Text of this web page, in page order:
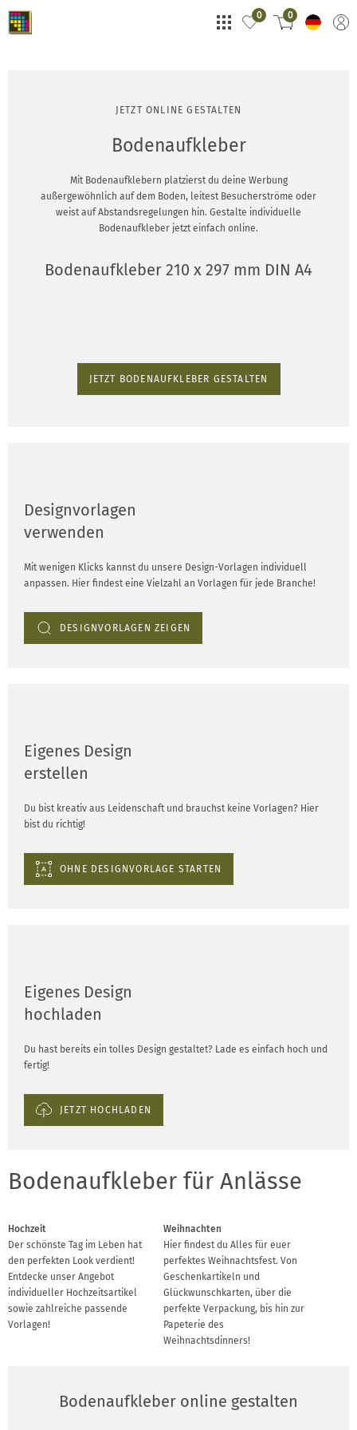
0 0
JETZT ONLINE GESTALTEN
Bodenaufkleber
Mit Bodenaufklebern platzierst du deine Werbung
außergewöhnlich auf dem Boden, leitest Besucherströme oder
weist auf Abstandsregelungen hin. Gestalte individuelle
Bodenaufkleber jetzt einfach online.
Bodenaufkleber 210 x 297 mm DIN A4
JETZT BODENAUFKLEBER GESTALTEN
Designvorlagen
verwenden
Mit wenigen Klicks kannst du unsere Design-Vorlagen individuell
anpassen. Hier findest eine Vielzahl an Vorlagen für jede Branche!
DESIGNVORLAGEN ZEIGEN
Eigenes Design
erstellen
Du bist kreativ aus Leidenschaft und brauchst keine Vorlagen? Hier
bist du richtig!
OHNE DESIGNVORLAGE STARTEN
Eigenes Design
hochladen
Du hast bereits ein tolles Design gestaltet? Lade es einfach hoch und
fertig!
JETZT HOCHLADEN
Bodenaufkleber für Anlässe
Hochzeit
Der schönste Tag im Leben hat
den perfekten Look verdient!
Entdecke unser Angebot
individueller Hochzeitsartikel
sowie zahlreiche passende
Vorlagen!
Weihnachten
Hier findest du Alles für euer
perfektes Weihnachtsfest. Von
Geschenkartikeln und
Glückwunschkarten, über die
perfekte Verpackung, bis hin zur
Papeterie des
Weihnachtsdinners!
Bodenaufkleber online gestalten